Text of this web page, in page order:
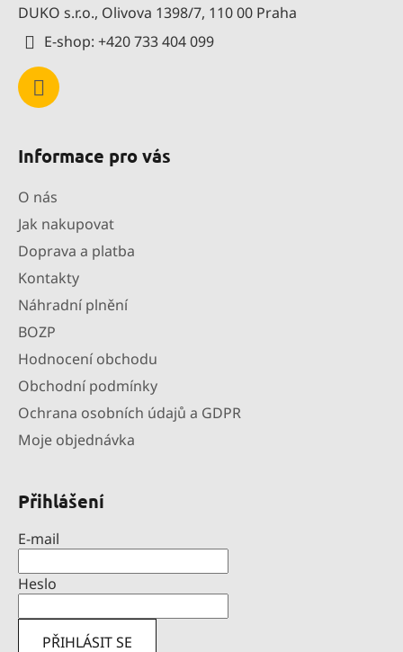
p
r
v
DUKO s.r.o., Olivova 1398/7, 110 00 Praha
E-shop: +420 733 404 099
Informace pro vás
O nás
Jak nakupovat
Doprava a platba
Kontakty
Náhradní plnění
BOZP
Hodnocení obchodu
Obchodní podmínky
Ochrana osobních údajů a GDPR
Moje objednávka
Přihlášení
E-mail
Heslo
PŘIHLÁSIT SE